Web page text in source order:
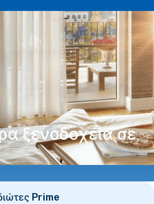
EL(€)
ξενοδοχεία σε
Prime